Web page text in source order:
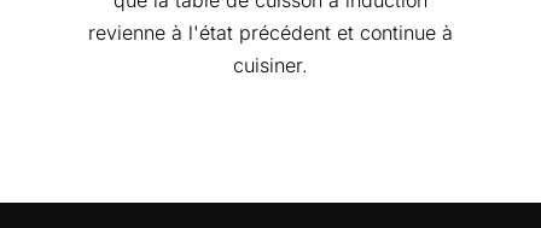
revienne à l'état précédent et continue à
cuisiner.